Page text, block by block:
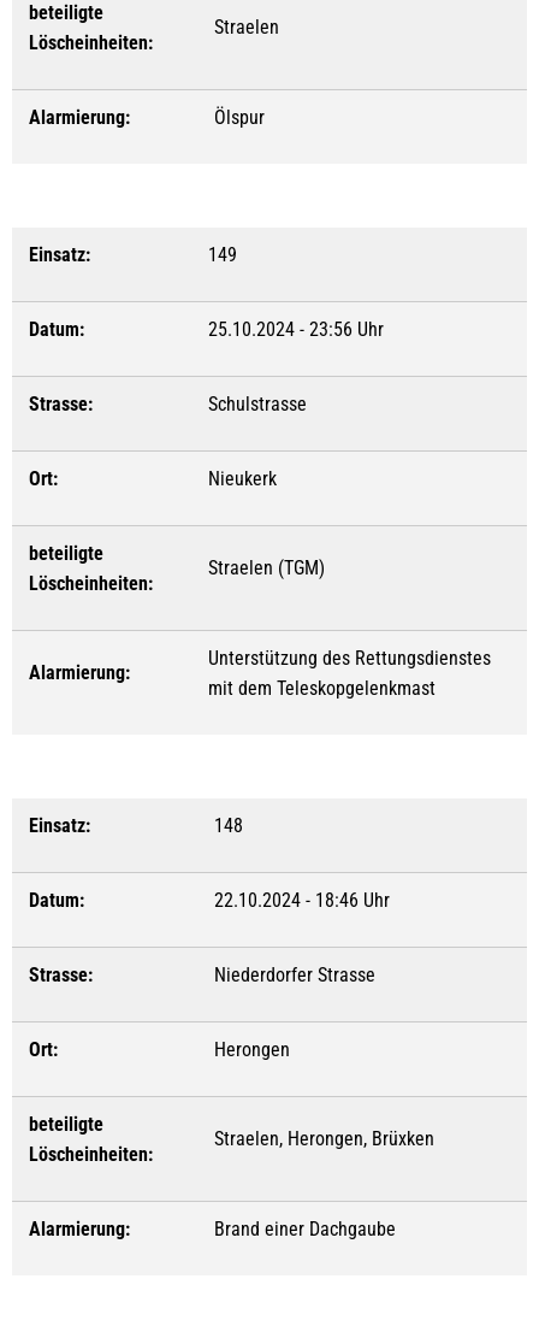
beteiligte
Löscheinheiten:
Straelen
Alarmierung: Ölspur
Einsatz: 149
Datum: 25.10.2024 - 23:56 Uhr
Strasse: Schulstrasse
Ort: Nieukerk
beteiligte
Löscheinheiten:
Straelen (TGM)
Alarmierung:
Unterstützung des Rettungsdienstes
mit dem Teleskopgelenkmast
Einsatz: 148
Datum: 22.10.2024 - 18:46 Uhr
Strasse: Niederdorfer Strasse
Ort: Herongen
beteiligte
Löscheinheiten:
Straelen, Herongen, Brüxken
Alarmierung: Brand einer Dachgaube